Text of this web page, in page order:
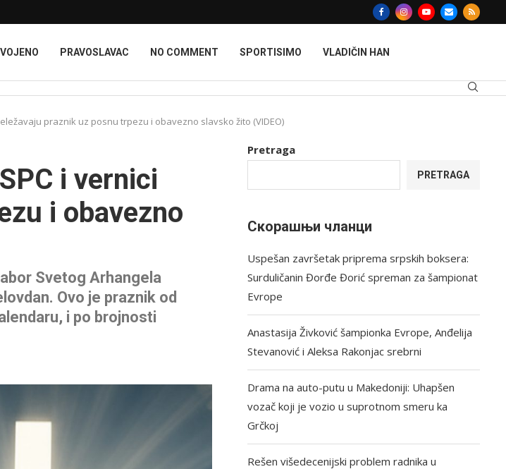
PRAVOSLAVAC NO COMMENT SPORTISIMO VLADIČIN HAN
praznik uz posnu trpezu i obavezno slavsko žito (VIDEO)
i vernici
i obavezno
Svetog Arhangela
Ovo je praznik od
i po brojnosti
Pretraga
PRETRAGA
Скорашњи чланци
Uspešan završetak priprema srpskih boksera:
Surduličanin Đorđe Đorić spreman za šampionat
Evrope
Anastasija Živković šampionka Evrope, Anđelija
Stevanović i Aleksa Rakonjac srebrni
Drama na auto-putu u Makedoniji: Uhapšen
vozač koji je vozio u suprotnom smeru ka
Grčkoj
Rešen višedecenijski problem radnika u